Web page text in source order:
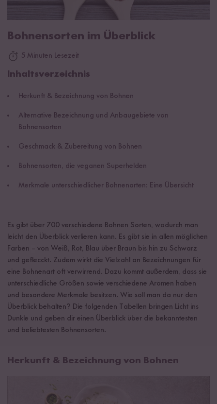
Bohnensorten im Überblick
5 Minuten Lesezeit
Inhaltsverzeichnis
Herkunft & Bezeichnung von Bohnen
Alternative Bezeichnung und Anbaugebiete von
Bohnensorten
Geschmack & Zubereitung von Bohnen
Bohnensorten, die veganen Superhelden
Merkmale unterschiedlicher Bohnenarten: Eine Übersicht
Es gibt über 700 verschiedene Bohnen Sorten, wodurch man
leicht den Überblick verlieren kann. Es gibt sie in allen möglichen
Farben – von Weiß, Rot, Blau über Braun bis hin zu Schwarz
und geflecckt. Zudem wirkt die Vielzahl an Bezeichnungen für
eine Bohnenart oft verwirrend. Dazu kommt außerdem, dass sie
unterschiedliche Größen sowie verschiedene Aromen haben
und besondere Merkmale besitzen. Wie soll man da nur den
Überblick behalten? Die folgenden Tabellen bringen Licht ins
Dunkle und geben dir einen Überblick über die bekanntesten
und beliebtesten Bohnensorten.
Herkunft & Bezeichnung von Bohnen